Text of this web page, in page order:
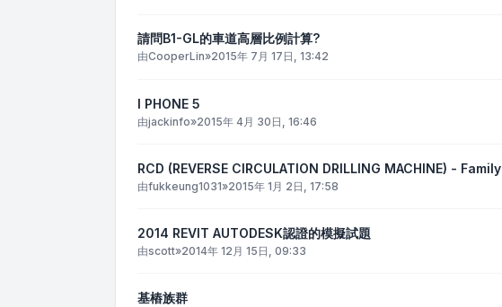
請問B1-GL的車道高層比例計算?
由CooperLin»2015年 7月 17日, 13:42
I PHONE 5
由jackinfo»2015年 4月 30日, 16:46
RCD (REVERSE CIRCULATION DRILLING MACHINE) - Family
由fukkeung1031»2015年 1月 2日, 17:58
2014 REVIT AUTODESK認證的模擬試題
由scott»2014年 12月 15日, 09:33
基樁族群